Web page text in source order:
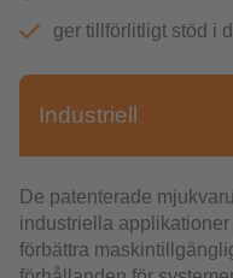
ger tillförlitligt stöd i